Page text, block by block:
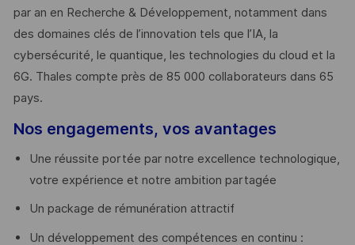
par an en Recherche & Développement, notamment dans
des domaines clés de l’innovation tels que l’IA, la
cybersécurité, le quantique, les technologies du cloud et la
6G. Thales compte près de 85 000 collaborateurs dans 65
pays. ​
Nos engagements, vos avantages
Une réussite portée par notre excellence technologique,
votre expérience et notre ambition partagée
Un package de rémunération attractif
Un développement des compétences en continu :